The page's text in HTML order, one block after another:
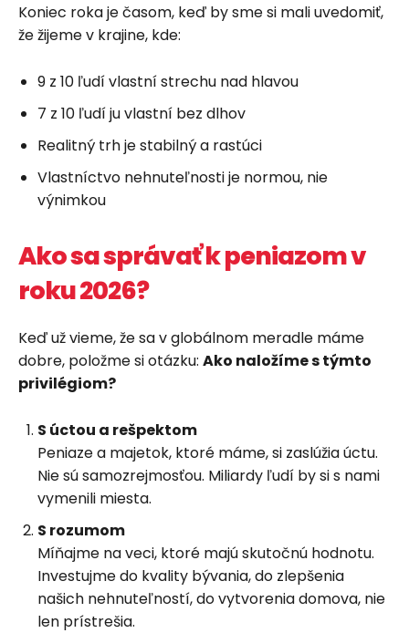
Koniec roka je časom, keď by sme si mali uvedomiť,
že žijeme v krajine, kde:
9 z 10 ľudí vlastní strechu nad hlavou
7 z 10 ľudí ju vlastní bez dlhov
Realitný trh je stabilný a rastúci
Vlastníctvo nehnuteľnosti je normou, nie
výnimkou
Ako sa správať k peniazom v
roku 2026?
Keď už vieme, že sa v globálnom meradle máme
dobre, položme si otázku: Ako naložíme s týmto
privilégiom?
S úctou a rešpektom
Peniaze a majetok, ktoré máme, si zaslúžia úctu.
Nie sú samozrejmosťou. Miliardy ľudí by si s nami
vymenili miesta.
S rozumom
Míňajme na veci, ktoré majú skutočnú hodnotu.
Investujme do kvality bývania, do zlepšenia
našich nehnuteľností, do vytvorenia domova, nie
len prístrešia.